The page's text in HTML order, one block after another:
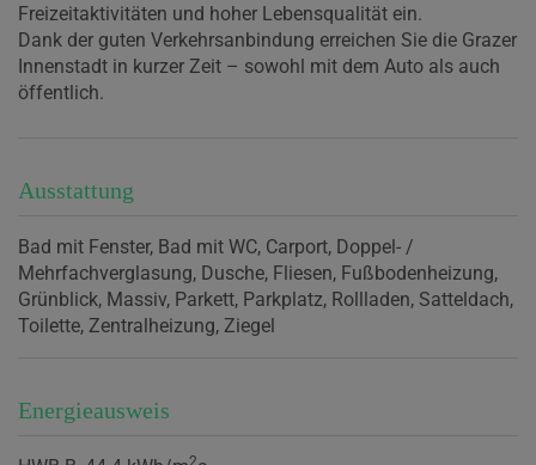
Freizeitaktivitäten und hoher Lebensqualität ein.
Dank der guten Verkehrsanbindung erreichen Sie die Grazer
Innenstadt in kurzer Zeit – sowohl mit dem Auto als auch
öffentlich.
Ausstattung
Bad mit Fenster Bad mit WC Carport Doppel- /
Mehrfachverglasung Dusche Fliesen Fußbodenheizung
Grünblick Massiv Parkett Parkplatz Rollladen Satteldach
Toilette Zentralheizung Ziegel
Energieausweis
2